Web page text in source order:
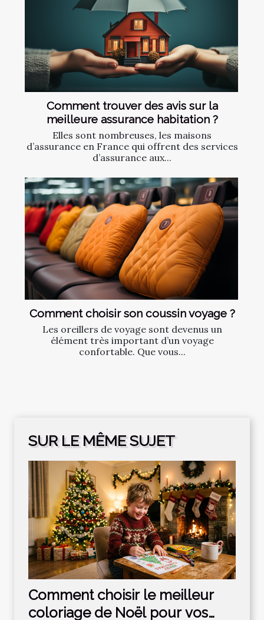
Comment trouver des avis sur la
meilleure assurance habitation ?
Elles sont nombreuses, les maisons
d’assurance en France qui offrent des services
d’assurance aux...
Comment choisir son coussin voyage ?
Les oreillers de voyage sont devenus un
élément très important d’un voyage
confortable. Que vous...
SUR LE MÊME SUJET
Comment choisir le meilleur
coloriage de Noël pour vos